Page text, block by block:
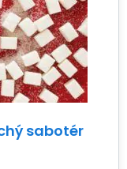
sabotér